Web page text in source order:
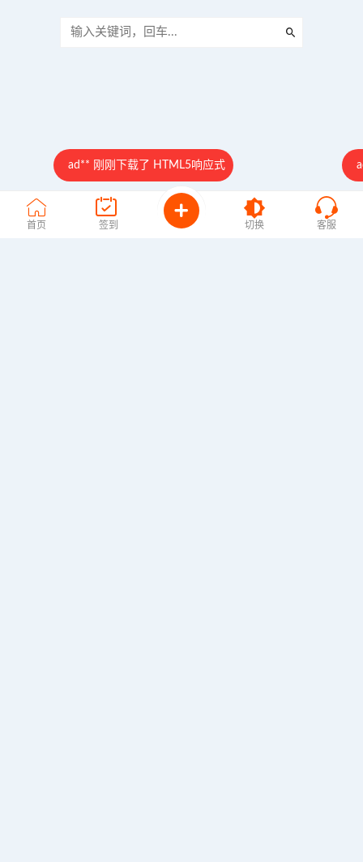
首页 签到 切换 客服
ad** 刚刚下载了 HTML5响应式